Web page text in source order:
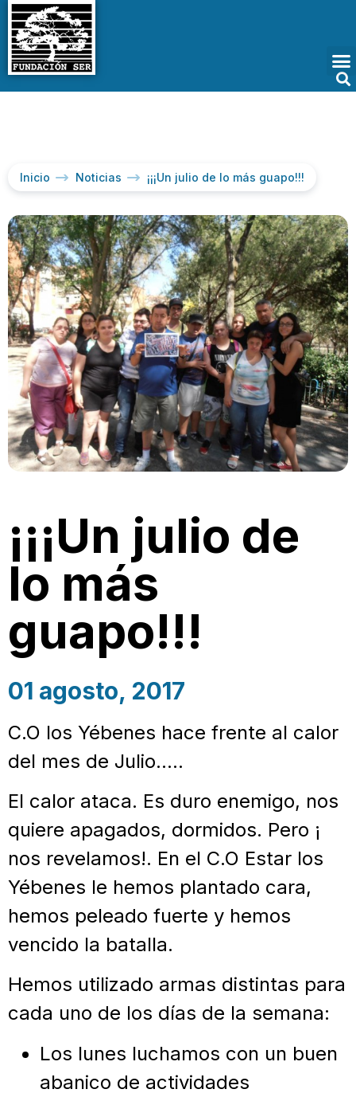
Inicio Noticias ¡¡¡Un julio de lo más guapo!!!
¡¡¡Un julio de
lo más
guapo!!!
01 agosto, 2017
C.O los Yébenes hace frente al calor
del mes de Julio…..
El calor ataca. Es duro enemigo, nos
quiere apagados, dormidos. Pero ¡
nos revelamos!. En el C.O Estar los
Yébenes le hemos plantado cara,
hemos peleado fuerte y hemos
vencido la batalla.
Hemos utilizado armas distintas para
cada uno de los días de la semana:
Los lunes luchamos con un buen
abanico de actividades